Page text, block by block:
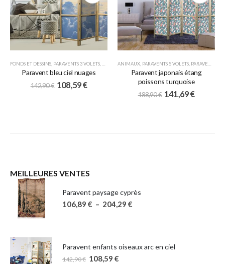
FONDS ET DESSINS, PARAVENTS 3 VOLETS,PARAVENTS JAPONAIS
Paravent bleu ciel nuages
142,90€ 108,59€
ANIMAUX, PARAVENTS 5 VOLETS, PARAVENTS JAPONAIS
Paravent japonais étang
poissons turquoise
188,90€ 141,69€
MEILLEURES VENTES
Paravent paysage cyprès
106,89 € – 204,29 €
Paravent enfants oiseaux arc en ciel
142,90€ 108,59 €